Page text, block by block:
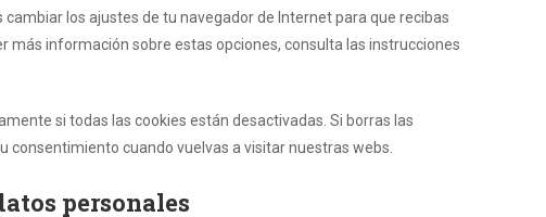
los ajustes de tu navegador de Internet para que recibas
más información sobre estas opciones, consulta las instrucciones
si todas las cookies están desactivadas. Si borras las
consentimiento cuando vuelvas a visitar nuestras webs.
personales